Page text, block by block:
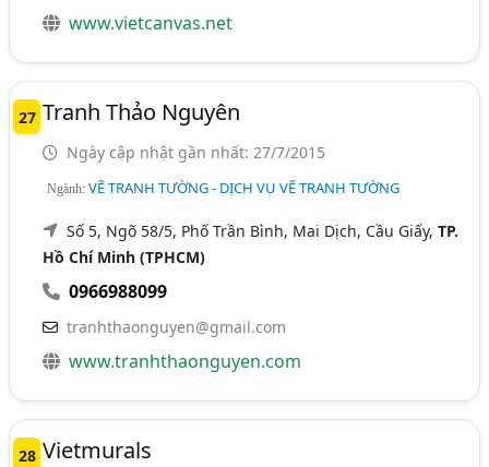
www.vietcanvas.net
27 Tranh Thảo Nguyên
Ngày cập nhật gần nhất: 27/7/2015
Ngành:VẼ TRANH TƯỜNG - DỊCH VỤ VẼ TRANH TƯỜNG
Số 5, Ngõ 58/5, Phố Trần Bình, Mai Dịch, Cầu Giấy,TP.
Hồ Chí Minh (TPHCM)
0966988099
tranhthaonguyen@gmail.com
www.tranhthaonguyen.com
28 Vietmurals